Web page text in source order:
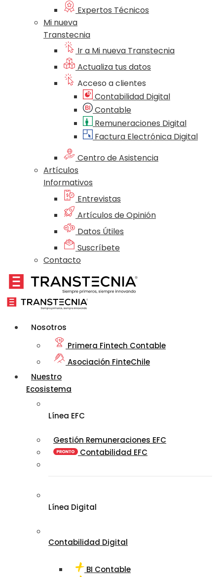
Expertos Técnicos
Mi nueva
Transtecnia
Ir a Mi nueva Transtecnia
Actualiza tus datos
Acceso a clientes
Contabilidad Digital
Contable
Remuneraciones Digital
Factura Electrónica Digital
Centro de Asistencia
Artículos
Informativos
Entrevistas
Artículos de Opinión
Datos Útiles
Suscríbete
Contacto
Nosotros
Primera Fintech Contable
Asociación FinteChile
Nuestro
Ecosistema
Línea EFC
Gestión Remuneraciones EFC
Contabilidad EFC
Línea Digital
Contabilidad Digital
BI Contable